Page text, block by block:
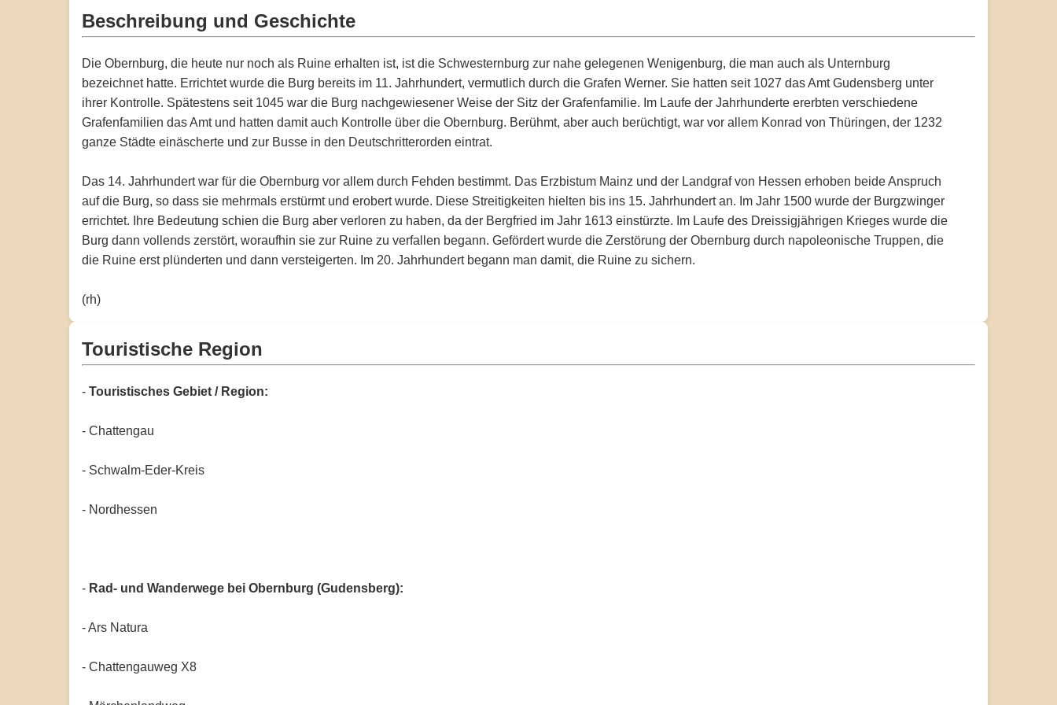
Beschreibung und Geschichte
Die Obernburg, die heute nur noch als Ruine erhalten ist, ist die Schwesternburg zur nahe gelegenen Wenigenburg, die man auch als Unternburg
bezeichnet hatte. Errichtet wurde die Burg bereits im 11. Jahrhundert, vermutlich durch die Grafen Werner. Sie hatten seit 1027 das Amt Gudensberg unter
ihrer Kontrolle. Spätestens seit 1045 war die Burg nachgewiesener Weise der Sitz der Grafenfamilie. Im Laufe der Jahrhunderte ererbten verschiedene
Grafenfamilien das Amt und hatten damit auch Kontrolle über die Obernburg. Berühmt, aber auch berüchtigt, war vor allem Konrad von Thüringen, der 1232
ganze Städte einäscherte und zur Busse in den Deutschritterorden eintrat.
Das 14. Jahrhundert war für die Obernburg vor allem durch Fehden bestimmt. Das Erzbistum Mainz und der Landgraf von Hessen erhoben beide Anspruch
auf die Burg, so dass sie mehrmals erstürmt und erobert wurde. Diese Streitigkeiten hielten bis ins 15. Jahrhundert an. Im Jahr 1500 wurde der Burgzwinger
errichtet. Ihre Bedeutung schien die Burg aber verloren zu haben, da der Bergfried im Jahr 1613 einstürzte. Im Laufe des Dreissigjährigen Krieges wurde die
Burg dann vollends zerstört, woraufhin sie zur Ruine zu verfallen begann. Gefördert wurde die Zerstörung der Obernburg durch napoleonische Truppen, die
die Ruine erst plünderten und dann versteigerten. Im 20. Jahrhundert begann man damit, die Ruine zu sichern.
(rh)
Touristische Region
- Touristisches Gebiet / Region:
- Chattengau
- Schwalm-Eder-Kreis
- Nordhessen
- Rad- und Wanderwege bei Obernburg (Gudensberg):
- Ars Natura
- Chattengauweg X8